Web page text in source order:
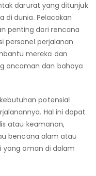
darurat yang ditunjuk
di dunia. Pelacakan
penting dari rencana
personel perjalanan
mereka dan
ancaman dan bahaya
potensial
Hal ini dapat
atau keamanan,
bencana alam atau
yang aman di dalam